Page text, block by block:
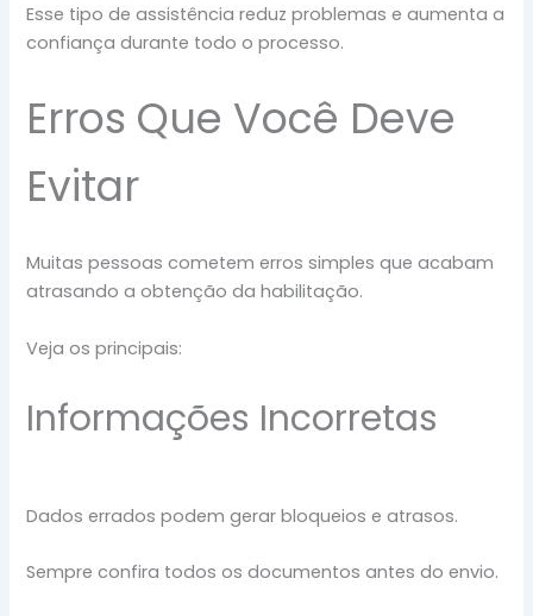
Esse tipo de assistência reduz problemas e aumenta a
confiança durante todo o processo.
Erros Que Você Deve
Evitar
Muitas pessoas cometem erros simples que acabam
atrasando a obtenção da habilitação.
Veja os principais:
Informações Incorretas
Dados errados podem gerar bloqueios e atrasos.
Sempre confira todos os documentos antes do envio.